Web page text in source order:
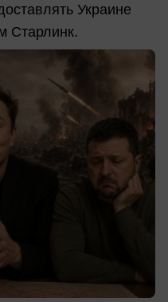
Украине
Старлинк.